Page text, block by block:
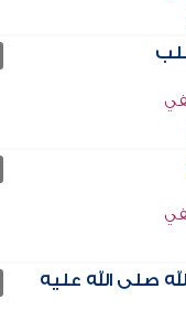
صلى الله عليه